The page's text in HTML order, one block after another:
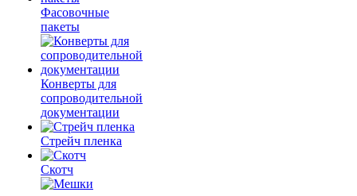
Фасовочные
пакеты
Конверты для
сопроводительной
документации
Стрейч пленка
Скотч